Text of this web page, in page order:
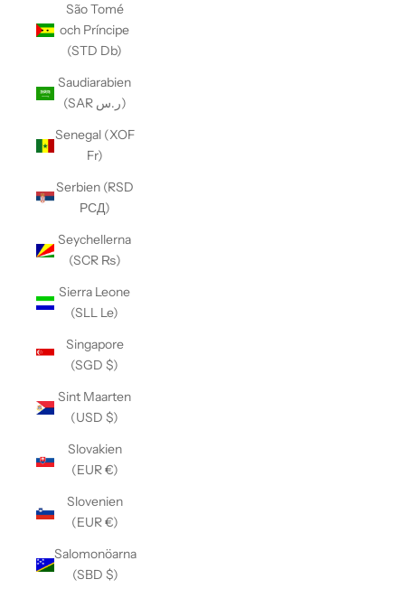
São Tomé
och Príncipe
(STD Db)
Saudiarabien
(SAR ر.س)
Senegal (XOF
Fr)
Serbien (RSD
РСД)
Seychellerna
(SCR ₨)
Sierra Leone
(SLL Le)
Singapore
(SGD $)
Sint Maarten
(USD $)
Slovakien
(EUR €)
Slovenien
(EUR €)
Salomonöarna
(SBD $)